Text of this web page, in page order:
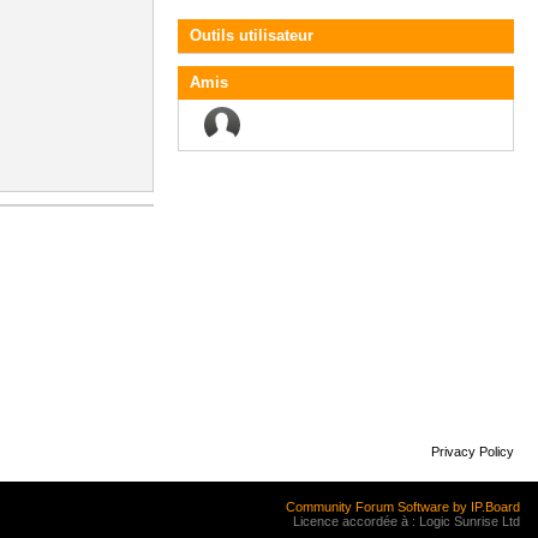
Outils utilisateur
Amis
Privacy Policy
Community Forum Software by IP.Board
Licence accordée à : Logic Sunrise Ltd